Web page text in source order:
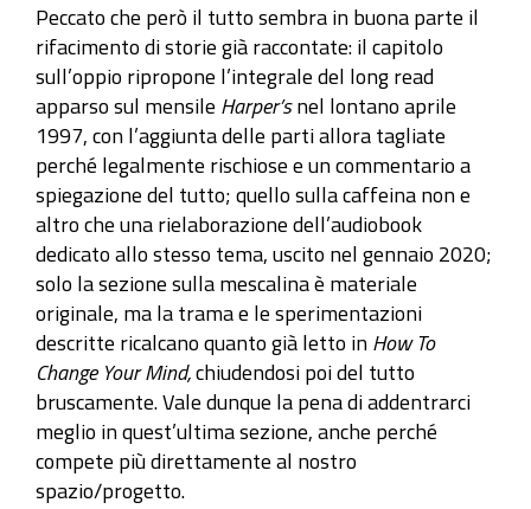
Peccato che però il tutto sembra in buona parte il
rifacimento di storie già raccontate: il capitolo
sull’oppio ripropone l’integrale del long read
apparso sul mensile Harper’snel lontano aprile
1997, con l’aggiunta delle parti allora tagliate
perché legalmente rischiose e un commentario a
spiegazione del tutto; quello sulla caffeina non e
altro che una rielaborazione dell’audiobook
dedicato allo stesso tema, uscito nel gennaio 2020;
solo la sezione sulla mescalina è materiale
originale, ma la trama e le sperimentazioni
descritte ricalcano quanto già letto inHow To
Change Your Mind,chiudendosi poi del tutto
bruscamente. Vale dunque la pena di addentrarci
meglio in quest’ultima sezione, anche perché
compete più direttamente al nostro
spazio/progetto.